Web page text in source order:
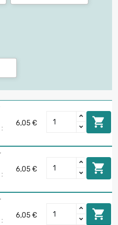
6,05 € 
6,05 € 
6,05 € 